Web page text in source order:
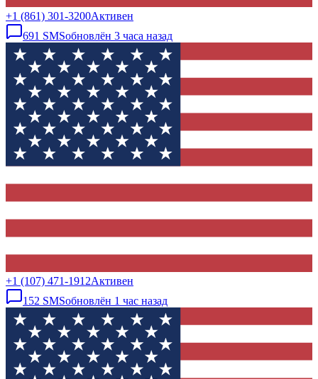
+1 (861) 301-3200Активен
691 SMSобновлён 3 часа назад
+1 (107) 471-1912Активен
152 SMSобновлён 1 час назад